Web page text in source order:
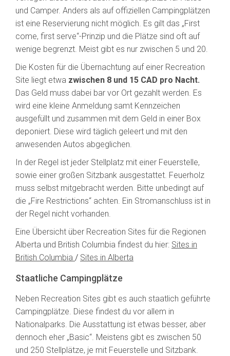
und Camper. Anders als auf offiziellen Campingplätzen
ist eine Reservierung nicht möglich. Es gilt das „First
come, first serve“-Prinzip und die Plätze sind oft auf
wenige begrenzt. Meist gibt es nur zwischen 5 und 20.
Die Kosten für die Übernachtung auf einer Recreation
Site liegt etwa zwischen 8 und 15 CAD pro Nacht.
Das Geld muss dabei bar vor Ort gezahlt werden. Es
wird eine kleine Anmeldung samt Kennzeichen
ausgefüllt und zusammen mit dem Geld in einer Box
deponiert. Diese wird täglich geleert und mit den
anwesenden Autos abgeglichen.
In der Regel ist jeder Stellplatz mit einer Feuerstelle,
sowie einer großen Sitzbank ausgestattet. Feuerholz
muss selbst mitgebracht werden. Bitte unbedingt auf
die „Fire Restrictions“ achten. Ein Stromanschluss ist in
der Regel nicht vorhanden.
Eine Übersicht über Recreation Sites für die Regionen
Alberta und British Columbia findest du hier: Sites in
British Columbia / Sites in Alberta
Staatliche Campingplätze
Neben Recreation Sites gibt es auch staatlich geführte
Campingplätze. Diese findest du vor allem in
Nationalparks. Die Ausstattung ist etwas besser, aber
dennoch eher „Basic“. Meistens gibt es zwischen 50
und 250 Stellplätze, je mit Feuerstelle und Sitzbank.